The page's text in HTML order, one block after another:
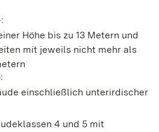
Höhe bis zu 13 Metern und
mit jeweils nicht mehr als
einschließlich unterirdischer
4 und 5 mit